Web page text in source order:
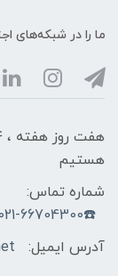
ما را در شبکه‌های
هستیم
شماره تماس:
☎️021-66704300☎️021-65011048📱09122903930
آدرس ایمیل: